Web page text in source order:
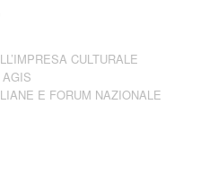
CULTURALE
AGIS
E FORUM NAZIONALE